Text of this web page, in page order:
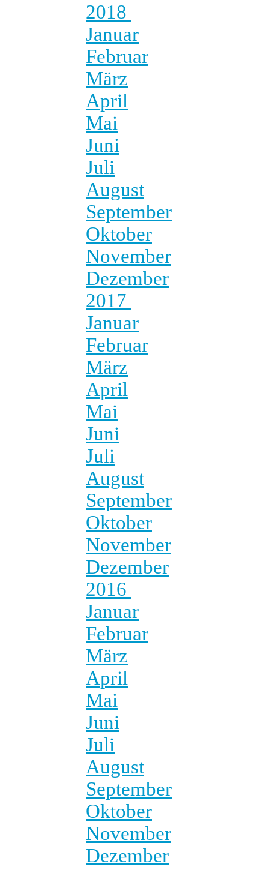
2018
Januar
Februar
März
April
Mai
Juni
Juli
August
September
Oktober
November
Dezember
2017
Januar
Februar
März
April
Mai
Juni
Juli
August
September
Oktober
November
Dezember
2016
Januar
Februar
März
April
Mai
Juni
Juli
August
September
Oktober
November
Dezember